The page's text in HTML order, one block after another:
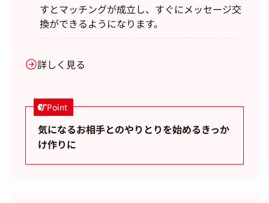
すとマッチングが成立し、すぐにメッセージ交
換ができるようになります。
詳しく見る
Point
気になるお相手とのやりとりを始めるきっか
け作りに